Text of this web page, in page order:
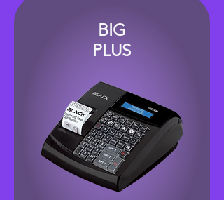
BIG
PLUS